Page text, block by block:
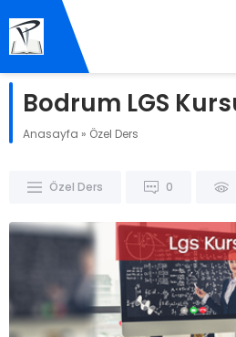
Bodrum LGS
Anasayfa » Özel Ders
Özel Ders 0